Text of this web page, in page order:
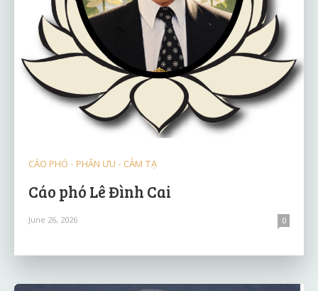
CÁO PHÓ - PHÂN ƯU - CẢM TẠ
Cáo phó Lê Đình Cai
June 26, 2026 0